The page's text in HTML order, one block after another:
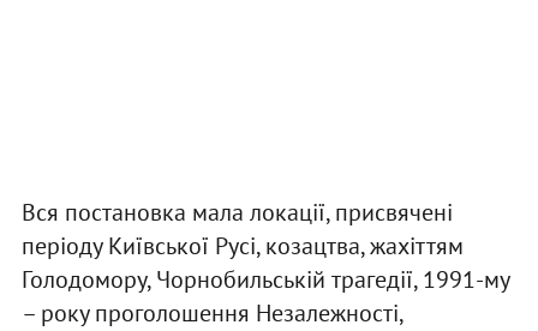
Вся постановка мала локації, присвячені
періоду Київської Русі, козацтва, жахіттям
Голодомору, Чорнобильській трагедії, 1991-му
– року проголошення Незалежності,